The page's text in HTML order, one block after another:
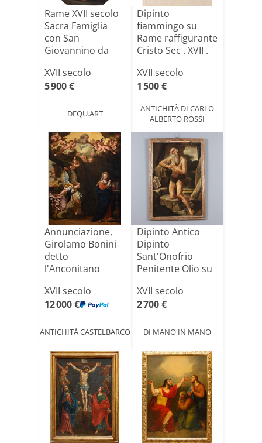
Rame XVII secolo
Sacra Famiglia
con San
Giovannino da
XVII secolo
5 900 €
DEQU.ART
Dipinto
fiammingo su
Rame raffigurante
Cristo Sec . XVII .
XVII secolo
1 500 €
ANTICHITÀ DI CARLO
ALBERTO ROSSI
Annunciazione,
Girolamo Bonini
detto
l'Anconitano
XVII secolo
12 000 €
ANTICHITÀ CASTELBARCO
Dipinto Antico
Dipinto
Sant'Onofrio
Penitente Olio su
XVII secolo
2 700 €
DI MANO IN MANO